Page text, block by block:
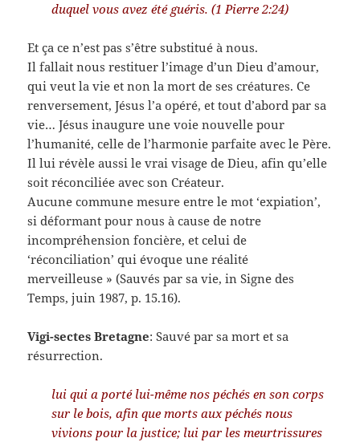
duquel vous avez été guéris. (1 Pierre 2:24)
Et ça ce n’est pas s’être substitué à nous.
Il fallait nous restituer l’image d’un Dieu d’amour,
qui veut la vie et non la mort de ses créatures. Ce
renversement, Jésus l’a opéré, et tout d’abord par sa
vie… Jésus inaugure une voie nouvelle pour
l’humanité, celle de l’harmonie parfaite avec le Père.
Il lui révèle aussi le vrai visage de Dieu, afin qu’elle
soit réconciliée avec son Créateur.
Aucune commune mesure entre le mot ‘expiation’,
si déformant pour nous à cause de notre
incompréhension foncière, et celui de
‘réconciliation’ qui évoque une réalité
merveilleuse » (Sauvés par sa vie, in Signe des
Temps, juin 1987, p. 15.16).
Vigi-sectes Bretagne: Sauvé par sa mort et sa
résurrection.
lui qui a porté lui-même nos péchés en son corps
sur le bois, afin que morts aux péchés nous
vivions pour la justice; lui par les meurtrissures